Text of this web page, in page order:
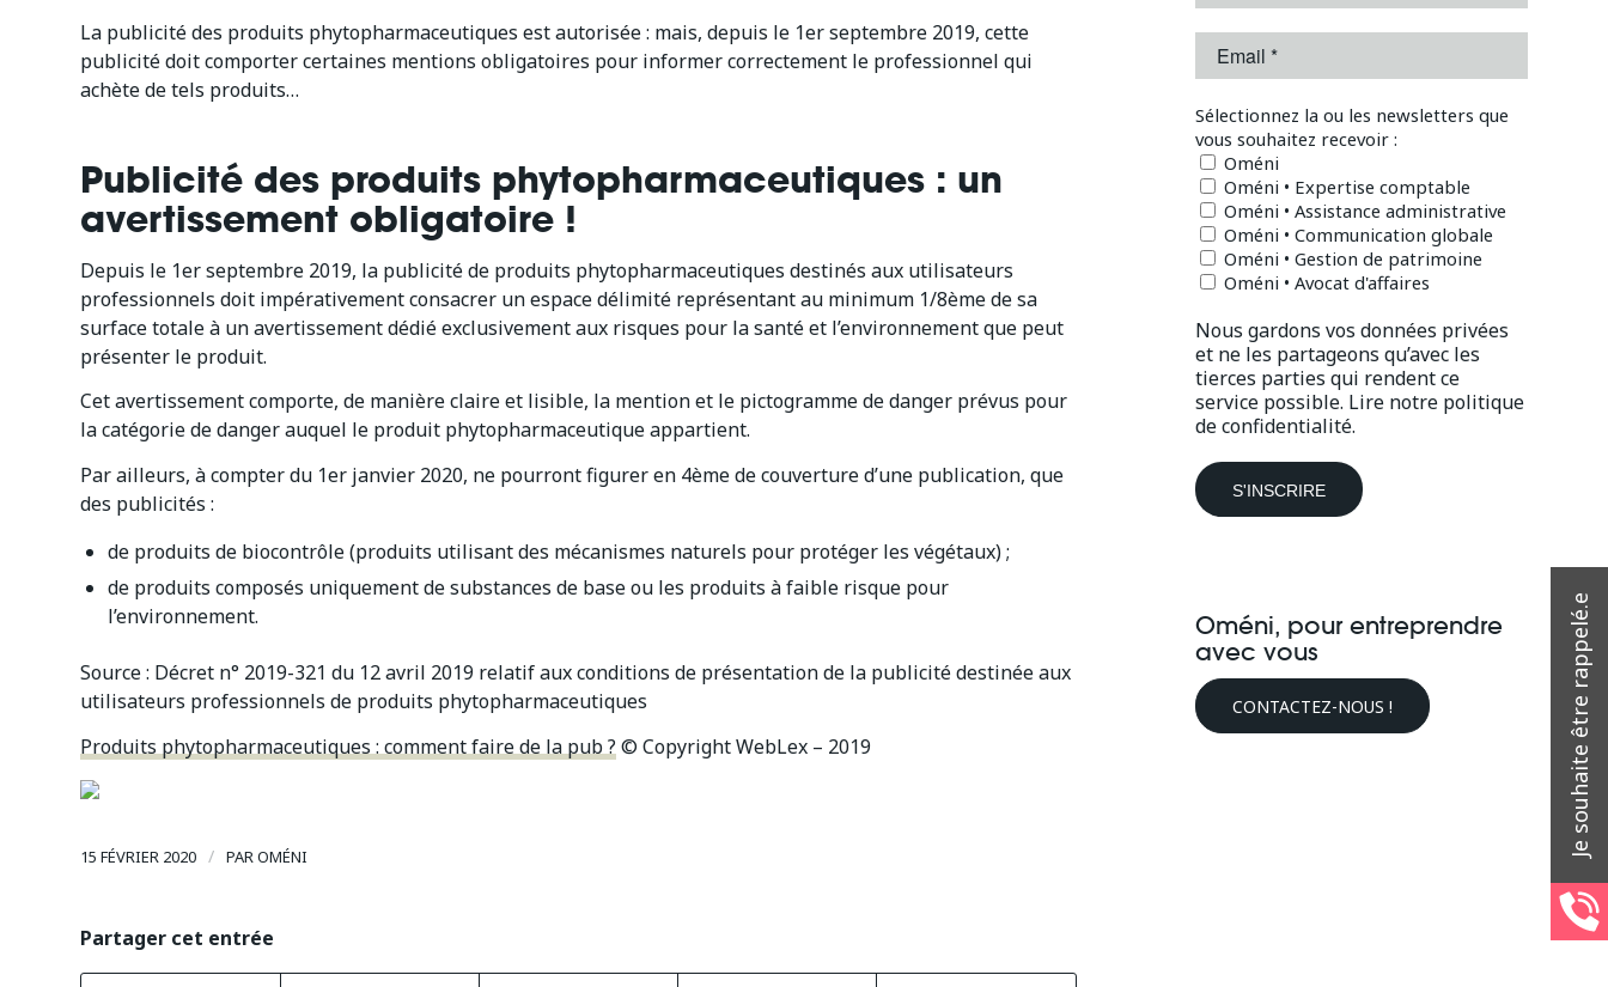
La publicité des produits phytopharmaceutiques est autorisée : mais, depuis le 1er septembre 2019, cette
publicité doit comporter certaines mentions obligatoires pour informer correctement le professionnel qui
achète de tels produits…
Publicité des produits phytopharmaceutiques : un
avertissement obligatoire !
Depuis le 1er septembre 2019, la publicité de produits phytopharmaceutiques destinés aux utilisateurs
professionnels doit impérativement consacrer un espace délimité représentant au minimum 1/8ème de sa
surface totale à un avertissement dédié exclusivement aux risques pour la santé et l’environnement que peut
présenter le produit.
Cet avertissement comporte, de manière claire et lisible, la mention et le pictogramme de danger prévus pour
la catégorie de danger auquel le produit phytopharmaceutique appartient.
Par ailleurs, à compter du 1er janvier 2020, ne pourront figurer en 4ème de couverture d’une publication, que
des publicités :
de produits de biocontrôle (produits utilisant des mécanismes naturels pour protéger les végétaux) ;
de produits composés uniquement de substances de base ou les produits à faible risque pour
l’environnement.
Source : Décret n° 2019-321 du 12 avril 2019 relatif aux conditions de présentation de la publicité destinée aux
utilisateurs professionnels de produits phytopharmaceutiques
Produits phytopharmaceutiques : comment faire de la pub ? © Copyright WebLex – 2019
15 FÉVRIER 2020 / PAROMÉNI
Partager cet entrée
Sélectionnez la ou les newsletters que
vous souhaitez recevoir :
Oméni
Oméni • Expertise comptable
Oméni • Assistance administrative
Oméni • Communication globale
Oméni • Gestion de patrimoine
Oméni • Avocat d'affaires
Nous gardons vos données privées
et ne les partageons qu’avec les
tierces parties qui rendent ce
service possible. Lire notre politique
de confidentialité.
Oméni, pour entreprendre
avec vous
CONTACTEZ-NOUS !